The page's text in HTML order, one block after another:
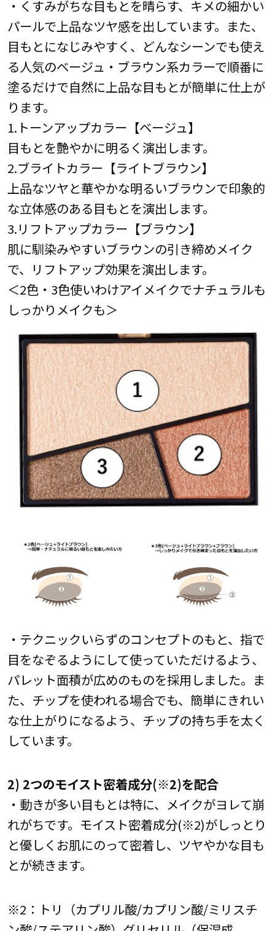
・くすみがちな目もとを晴らす、キメの細かい
パールで上品なツヤ感を出しています。また、
目もとになじみやすく、どんなシーンでも使え
る人気のベージュ・ブラウン系カラーで順番に
塗るだけで自然に上品な目もとが簡単に仕上が
ります。
1.トーンアップカラー【ベージュ】
目もとを艶やかに明るく演出します。
2.ブライトカラー【ライトブラウン】
上品なツヤと華やかな明るいブラウンで印象的
な立体感のある目もとを演出します。
3.リフトアップカラー【ブラウン】
肌に馴染みやすいブラウンの引き締めメイク
で、リフトアップ効果を演出します。
＜2色・3色使いわけアイメイクでナチュラルも
しっかりメイクも＞
・テクニックいらずのコンセプトのもと、指で
目をなぞるようにして使っていただけるよう、
パレット面積が広めのものを採用しました。ま
た、チップを使われる場合でも、簡単にきれい
な仕上がりになるよう、チップの持ち手を太く
しています。
2) 2つのモイスト密着成分(※2)を配合
・動きが多い目もとは特に、メイクがヨレて崩
れがちです。モイスト密着成分(※2)がしっとり
と優しくお肌にのって密着し、ツヤやかな目も
とが続きます。
※2：トリ（カプリル酸/カプリン酸/ミリスチ